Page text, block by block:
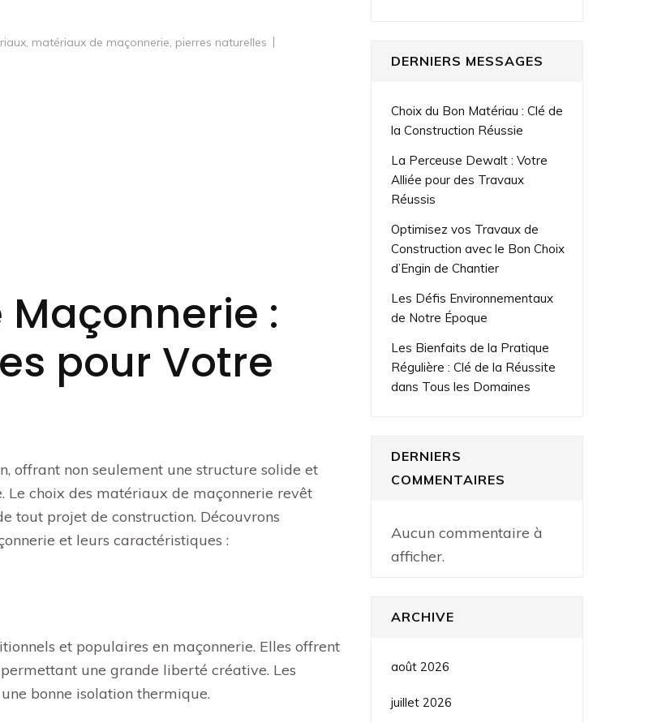
, matériaux de maçonnerie, pierres naturelles
Maçonnerie :
pour Votre
offrant non seulement une structure solide et
choix des matériaux de maçonnerie revêt
tout projet de construction. Découvrons
et leurs caractéristiques :
et populaires en maçonnerie. Elles offrent
une grande liberté créative. Les
bonne isolation thermique.
DERNIERS MESSAGES
Choix du Bon Matériau : Clé de
la Construction Réussie
La Perceuse Dewalt : Votre
Alliée pour des Travaux
Réussis
Optimisez vos Travaux de
Construction avec le Bon Choix
d’Engin de Chantier
Les Défis Environnementaux
de Notre Époque
Les Bienfaits de la Pratique
Régulière : Clé de la Réussite
dans Tous les Domaines
DERNIERS
COMMENTAIRES
Aucun commentaire à
afficher.
ARCHIVE
août 2026
juillet 2026